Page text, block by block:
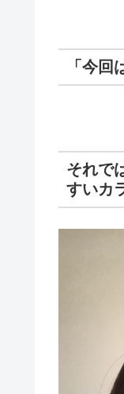
「今
それで
すいカ